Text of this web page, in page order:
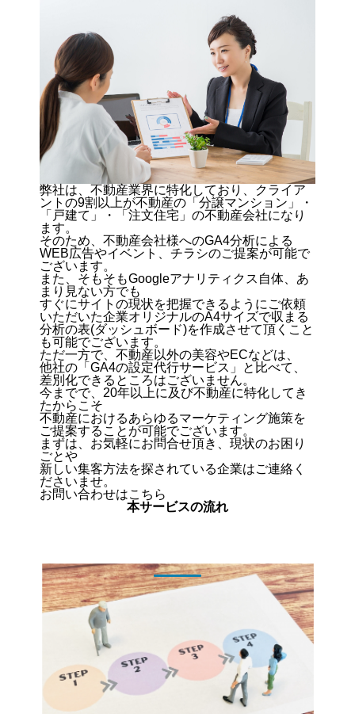
弊社は、不動産業界に特化しており、クライア
ントの9割以上が不動産の「分譲マンション」・
「戸建て」・「注文住宅」の不動産会社になり
ます。
そのため、不動産会社様へのGA4分析による
WEB広告やイベント、チラシのご提案が可能で
ございます。
また、そもそもGoogleアナリティクス自体、あ
まり見ない方でも
すぐにサイトの現状を把握できるようにご依頼
いただいた企業オリジナルのA4サイズで収まる
分析の表(ダッシュボード)を作成させて頂くこと
も可能でございます。
ただ一方で、不動産以外の美容やECなどは、
他社の「GA4の設定代行サービス」と比べて、
差別化できるところはございません。
今までで、20年以上に及び不動産に特化してき
たからこそ
不動産におけるあらゆるマーケティング施策を
ご提案することが可能でございます。
まずは、お気軽にお問合せ頂き、現状のお困り
ごとや
新しい集客方法を探されている企業はご連絡く
ださいませ。
お問い合わせはこちら
本サービスの流れ